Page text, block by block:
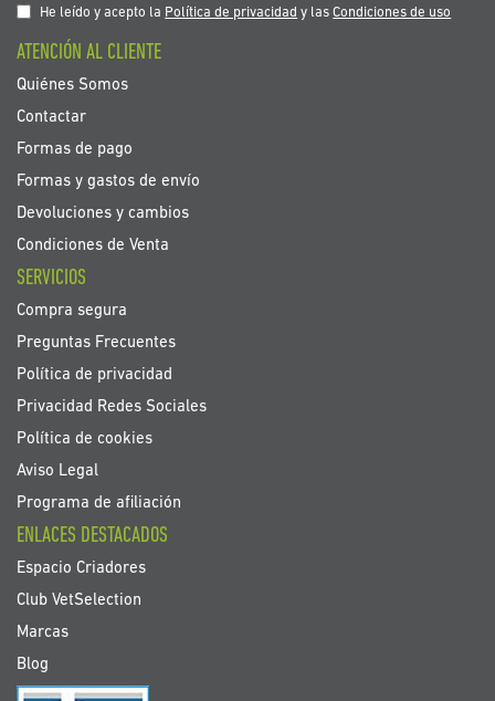
nuestro
de
noticias:
He leído y acepto la Política de privacidad y lasCondiciones de uso
ATENCIÓN AL CLIENTE
Quiénes Somos
Contactar
Formas de pago
Formas y gastos de envío
Devoluciones y cambios
Condiciones de Venta
SERVICIOS
Compra segura
Preguntas Frecuentes
Política de privacidad
Privacidad Redes Sociales
Política de cookies
Aviso Legal
Programa de afiliación
ENLACES DESTACADOS
Espacio Criadores
Club VetSelection
Marcas
Blog